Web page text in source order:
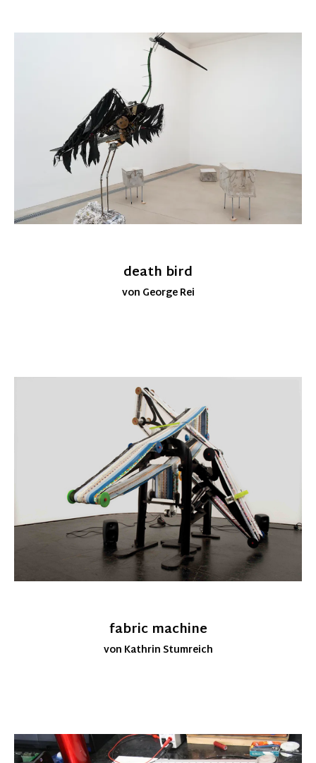
death bird
von George Rei
fabric machine
von Kathrin Stumreich